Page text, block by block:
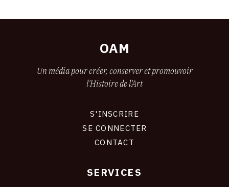
OAM
Un média pour créer, conserver et promouvoir
l'Histoire de l'Art
S'INSCRIRE
SE CONNECTER
CONTACT
SERVICES